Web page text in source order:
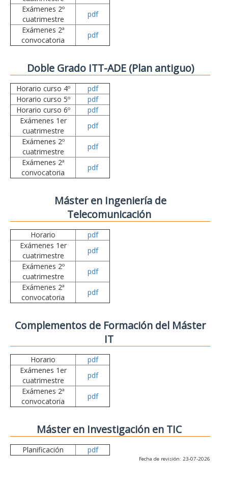
Exámenes 2º
cuatrimestre
pdf
Exámenes 2ª
convocatoria
pdf
Doble Grado ITT-ADE (Plan antiguo)
Horario curso 4º
pdf
Horario curso 5º
pdf
Horario curso 6º
pdf
Exámenes 1er
cuatrimestre
pdf
Exámenes 2º
cuatrimestre
pdf
Exámenes 2ª
convocatoria
pdf
Máster en Ingeniería de
Telecomunicación
Horario
pdf
Exámenes 1er
cuatrimestre
pdf
Exámenes 2º
cuatrimestre
pdf
Exámenes 2ª
convocatoria
pdf
Complementos de Formación del Máster
IT
Horario
pdf
Exámenes 1er
cuatrimestre
pdf
Exámenes 2ª
convocatoria
pdf
Máster en Investigación en TIC
Planificación pdf
Fecha de revisión: 23-07-2026